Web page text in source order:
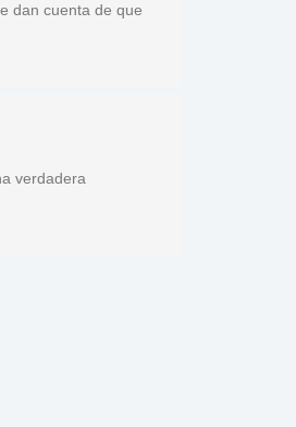
dan cuenta de que
verdadera